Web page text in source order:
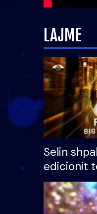
LAJME
Selin
edicionit
Brother
çmimin e
mijë